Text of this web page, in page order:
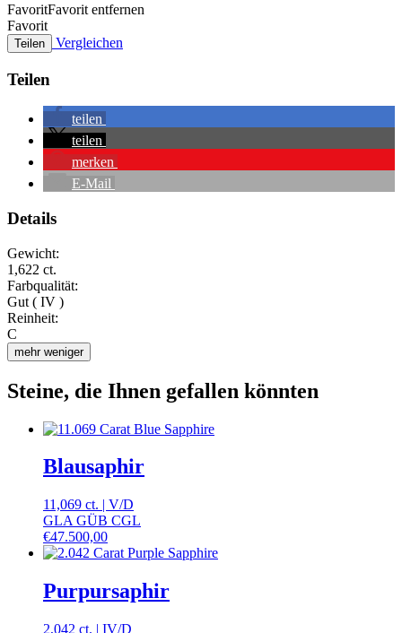
FavoritFavorit entfernen
Favorit
Teilen Vergleichen
Teilen
teilen
teilen
merken
E-Mail
Details
Gewicht:
1,622 ct.
Farbqualität:
Gut ( IV )
Reinheit:
C
mehr weniger
Steine, die Ihnen gefallen könnten
Blausaphir
11,069 ct. | V/D
GLA GÜB CGL
€47.500,00
Purpursaphir
2,042 ct. | IV/D